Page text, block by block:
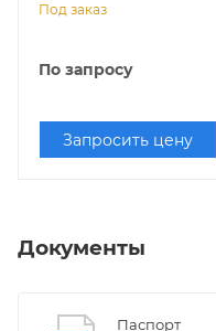
закрытая камера),
Под заказ
По запросу
Запросить цену
Документы
Паспорт